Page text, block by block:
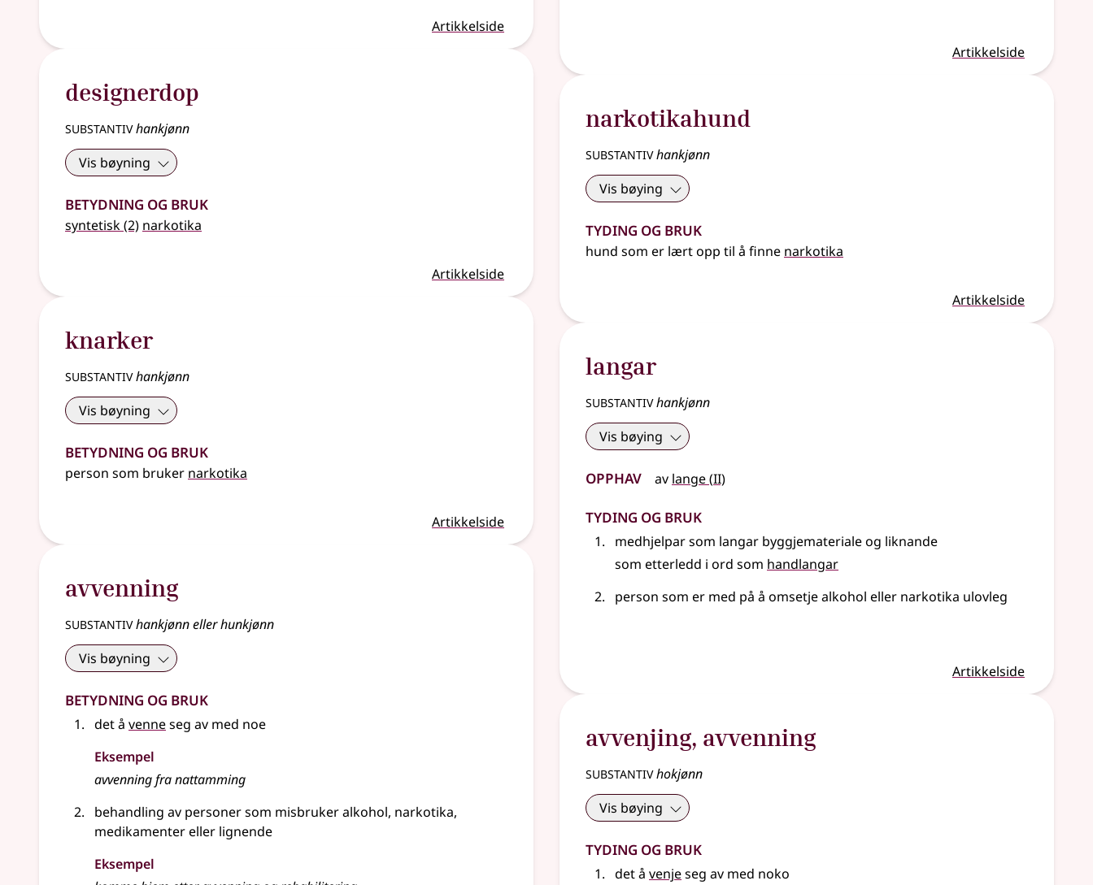
Artikkelside
designerdop
substantivhankjønn
Vis bøyning
Betydning og bruk
syntetisk(2) narkotika
Artikkelside
knarker
substantivhankjønn
Vis bøyning
Betydning og bruk
person som bruker narkotika
Artikkelside
avvenning
substantivhankjønn eller hunkjønn
Vis bøyning
Betydning og bruk
det å venneseg av med noe
Eksempel
avvenning fra nattamming
behandling av personer som misbruker alkohol, narkotika,
medikamentereller lignende
Eksempel
Artikkelside
narkotikahund
substantivhankjønn
Vis bøying
Tyding og bruk
hund som er lært opp til å finne narkotika
Artikkelside
langar
substantivhankjønn
Vis bøying
Opphav av lange(2
II)
Tyding og bruk
medhjelpar som langar byggjematerialeog liknande
som etterledd i ord som handlangar
person som er med på å omsetje alkohol eller narkotika ulovleg
Artikkelside
avvenjing, avvenning
substantivhokjønn
Vis bøying
Tyding og bruk
det å venjeseg av med noko